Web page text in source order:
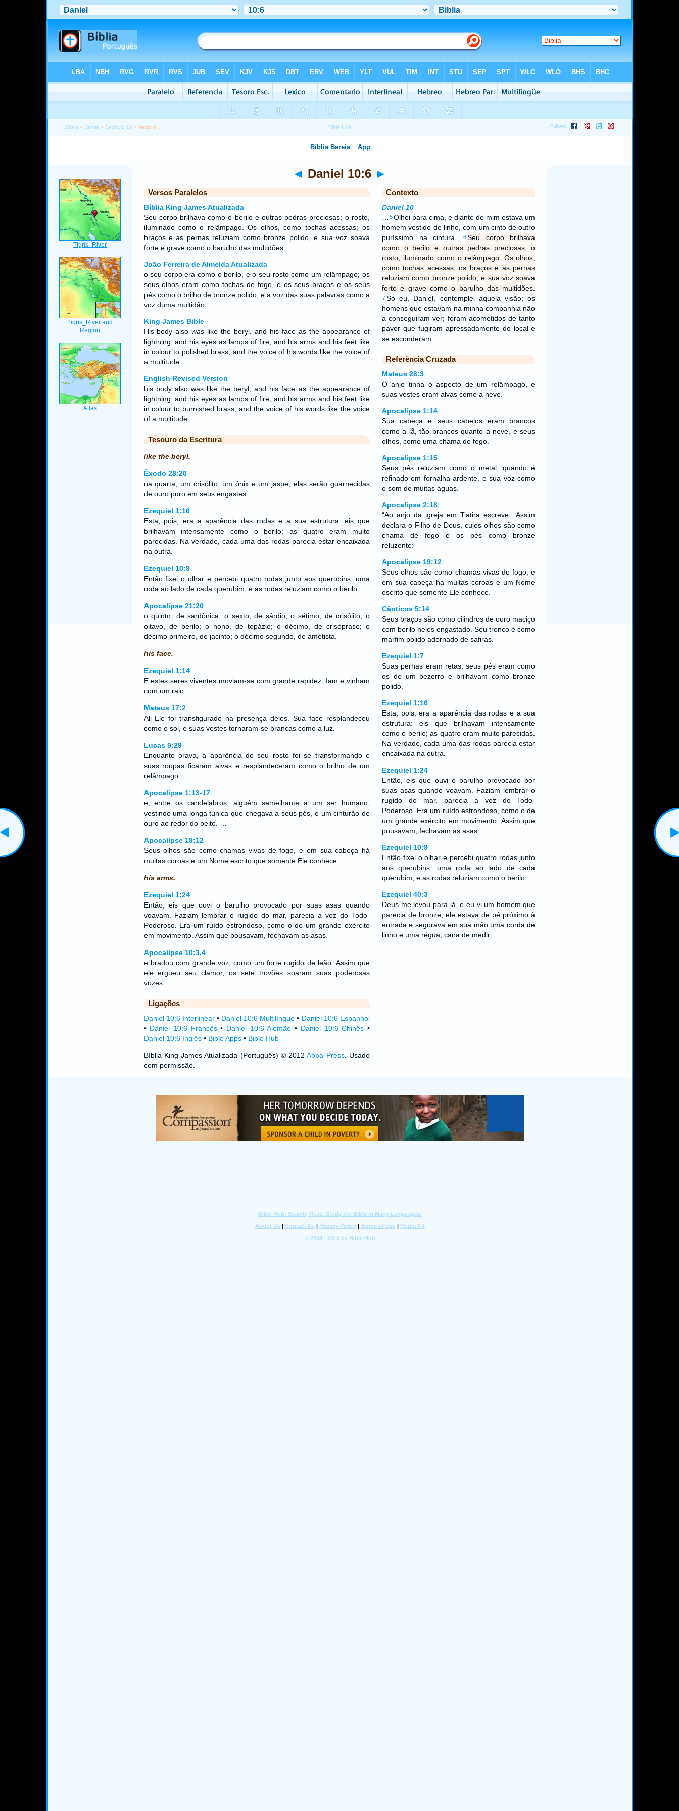
Bíblia > Daniel >Capítulo 10 > Verso 6
◄ Daniel 10:6 ►
Versos Paralelos
Bíblia King James Atualizada
Seu corpo brilhava como o berilo e outras pedras preciosas; o rosto,
iluminado como o relâmpago. Os olhos, como tochas acessas; os
braços e as pernas reluziam como bronze polido, e sua voz soava
forte e grave como o barulho das multidões.
João Ferreira de Almeida Atualizada
o seu corpo era como o berilo, e o seu rosto como um relâmpago; os
seus olhos eram como tochas de fogo, e os seus braços e os seus
pés como o brilho de bronze polido; e a voz das suas palavras como a
voz duma multidão.
King James Bible
His body alsowas like the beryl, and his face as the appearance of
lightning, and his eyes as lamps of fire, and his arms and his feet like
in colour to polished brass, and the voice of his words like the voice of
a multitude.
English Revised Version
his body also was like the beryl, and his face as the appearance of
lightning, and his eyes as lamps of fire, and his arms and his feet like
in colour to burnished brass, and the voice of his words like the voice
of a multitude.
Tesouro da Escritura
like the beryl.
Êxodo 28:20
na quarta, um crisólito, um ônix e um jaspe; elas serão guarnecidas
de ouro puro em seus engastes.
Ezequiel 1:16
Esta, pois, era a aparência das rodas e a sua estrutura: eis que
brilhavam intensamente como o berilo; as quatro eram muito
parecidas. Na verdade, cada uma das rodas parecia estar encaixada
na outra.
Ezequiel 10:9
Então fixei o olhar e percebi quatro rodas junto aos querubins, uma
roda ao lado de cada querubim; e as rodas reluziam como o berilo.
Apocalipse 21:20
o quinto, de sardônica; o sexto, de sárdio; o sétimo, de crisólito; o
oitavo, de berilo; o nono, de topázio; o décimo, de crisópraso; o
décimo primeiro, de jacinto; o décimo segundo, de ametista.
his face.
Ezequiel 1:14
E estes seres viventes moviam-se com grande rapidez. Iam e vinham
com um raio.
Mateus 17:2
Ali Ele foi transfigurado na presença deles. Sua face resplandeceu
como o sol, e suas vestes tornaram-se brancas como a luz.
Lucas 9:29
Enquanto orava, a aparência do seu rosto foi se transformando e
suas roupas ficaram alvas e resplandeceram como o brilho de um
relâmpago.
Apocalipse 1:13-17
e, entre os candelabros, alguém semelhante a um ser humano,
vestindo uma longa túnica que chegava a seus pés, e um cinturão de
ouro ao redor do peito. …
Apocalipse 19:12
Seus olhos são como chamas vivas de fogo, e em sua cabeça há
muitas coroas e um Nome escrito que somente Ele conhece.
his arms.
Ezequiel 1:24
Então, eis que ouvi o barulho provocado por suas asas quando
voavam. Faziam lembrar o rugido do mar, parecia a voz do Todo-
Poderoso. Era um ruído estrondoso, como o de um grande exército
em movimento. Assim que pousavam, fechavam as asas.
Apocalipse 10:3,4
e bradou com grande voz, como um forte rugido de leão. Assim que
ele ergueu seu clamor, os sete trovões soaram suas poderosas
vozes. …
Ligações
Daniel 10:6 Interlinear• Daniel 10:6 Multilíngue • Daniel 10:6 Espanhol
• Daniel 10:6 Francês• Daniel 10:6 Alemão • Daniel 10:6 Chinês •
Daniel 10:6 Inglês• Bible Apps• Bible Hub
Bíblia King James Atualizada (Português) © 2012Abba Press. Usado
com permissão.
Contexto
Daniel 10
5Olhei para cima, e diante de mim estava um
homem vestido de linho, com um cinto de outro
puríssimo na cintura.
6Seu corpo brilhava
como o berilo e outras pedras preciosas; o
rosto, iluminado como o relâmpago. Os olhos,
como tochas acessas; os braços e as pernas
reluziam como bronze polido, e sua voz soava
forte e grave como o barulho das multidões.
7Só eu, Daniel, contemplei aquela visão; os
homens que estavam na minha companhia não
a conseguiram ver; foram acometidos de tanto
pavor que fugiram apressadamente do local e
se esconderam.…
Referência Cruzada
Mateus 28:3
O anjo tinha o aspecto de um relâmpago, e
suas vestes eram alvas como a neve.
Apocalipse 1:14
Sua cabeça e seus cabelos eram brancos
como a lã, tão brancos quanto a neve, e seus
olhos, como uma chama de fogo.
Apocalipse 1:15
Seus pés reluziam como o metal, quando é
refinado em fornalha ardente, e sua voz como
o som de muitas águas.
Apocalipse 2:18
“Ao anjo da igreja em Tiatira escreve: ‘Assim
declara o Filho de Deus, cujos olhos são como
chama de fogo e os pés como bronze
reluzente:
Apocalipse 19:12
Seus olhos são como chamas vivas de fogo, e
em sua cabeça há muitas coroas e um Nome
escrito que somente Ele conhece.
Cânticos 5:14
Seus braços são como cilindros de ouro maciço
com berilo neles engastado. Seu tronco é como
marfim polido adornado de safiras.
Ezequiel 1:7
Suas pernas eram retas; seus pés eram como
os de um bezerro e brilhavam como bronze
polido.
Ezequiel 1:16
Esta, pois, era a aparência das rodas e a sua
estrutura: eis que brilhavam intensamente
como o berilo; as quatro eram muito parecidas.
Na verdade, cada uma das rodas parecia estar
encaixada na outra.
Ezequiel 1:24
Então, eis que ouvi o barulho provocado por
suas asas quando voavam. Faziam lembrar o
rugido do mar, parecia a voz do Todo-
Poderoso. Era um ruído estrondoso, como o de
um grande exército em movimento. Assim que
pousavam, fechavam as asas.
Ezequiel 10:9
Então fixei o olhar e percebi quatro rodas junto
aos querubins, uma roda ao lado de cada
querubim; e as rodas reluziam como o berilo.
Ezequiel 40:3
Deus me levou para lá, e eu vi um homem que
parecia de bronze; ele estava de pé próximo à
entrada e segurava em sua mão uma corda de
linho e uma régua, cana de medir.